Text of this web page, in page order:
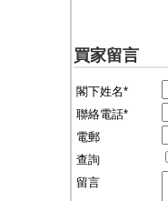
買家留言
閣下姓名*
聯絡電話*
電郵
查詢
留言